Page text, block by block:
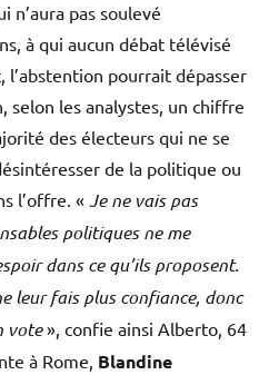
pas soulevé
à qui aucun débat télévisé
l’abstention pourrait dépasser
selon les analystes, un chiffre
des électeurs qui ne se
de la politique ou
l’offre. « Je ne vais pas
politiques ne me
dans ce qu’ils proposent.
leur fais plus confiance, donc
vote», confie ainsi Alberto, 64
à Rome, Blandine